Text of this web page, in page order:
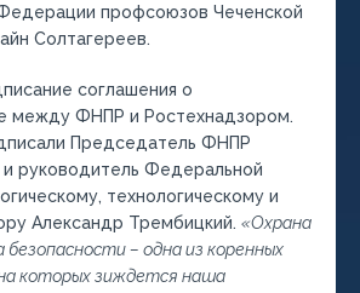
профсоюзов Чеченской
Солтагереев.
соглашения о
между ФНПР и Ростехнадзором.
Председатель ФНПР
руководитель Федеральной
технологическому и
Александр Трембицкий. «Охрана
– одна из коренных
которых зиждется наша